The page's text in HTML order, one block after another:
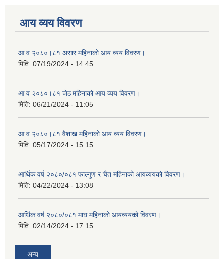
आय व्यय विवरण
आ व २०८०।८१ असार महिनाको आय व्यय विवरण।
मिति: 07/19/2024 - 14:45
आ व २०८०।८१ जेठ महिनाको आय व्यय विवरण।
मिति: 06/21/2024 - 11:05
आ व २०८०।८१ वैशाख महिनाको आय व्यय विवरण।
मिति: 05/17/2024 - 15:15
आर्थिक वर्ष २०८०/०८१ फाल्गुण र चैत महिनाको आयव्ययको विवरण।
मिति: 04/22/2024 - 13:08
आर्थिक वर्ष २०८०/०८१ माघ महिनाको आयव्ययको विवरण।
मिति: 02/14/2024 - 17:15
अन्य